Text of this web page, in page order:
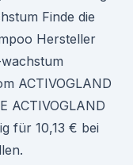
Finde die
Hersteller
ACTIVOGLAND
ACTIVOGLAND
für 10,13 € bei